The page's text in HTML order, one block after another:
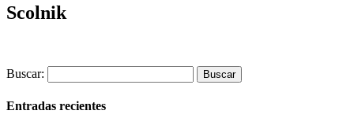
Scolnik
Buscar:
Entradas recientes